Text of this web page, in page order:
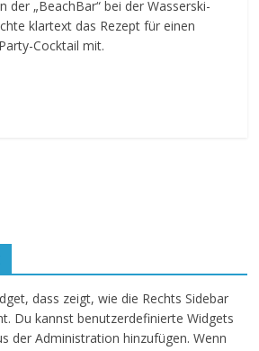
der „BeachBar“ bei der Wasserski-
klartext das Rezept für einen
Cocktail mit.
dass zeigt, wie die Rechts Sidebar
Du kannst benutzerdefinierte Widgets
der Administration hinzufügen. Wenn